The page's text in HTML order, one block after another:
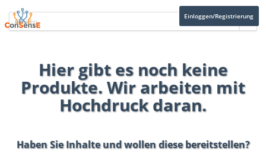
Einloggen/Registrierung
Hier gibt es noch keine
Produkte. Wir arbeiten mit
Hochdruck daran.
Haben Sie Inhalte und wollen diese bereitstellen?